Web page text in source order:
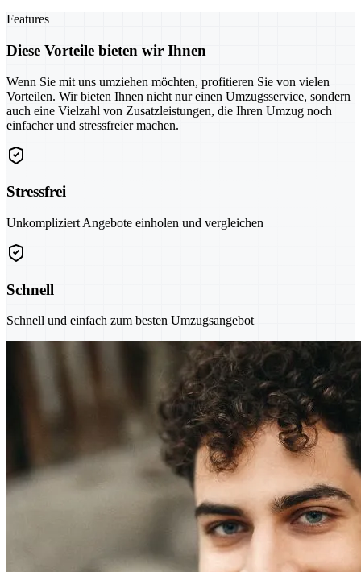
Features
Diese Vorteile bieten wir Ihnen
Wenn Sie mit uns umziehen möchten, profitieren Sie von vielen
Vorteilen. Wir bieten Ihnen nicht nur einen Umzugsservice, sondern
auch eine Vielzahl von Zusatzleistungen, die Ihren Umzug noch
einfacher und stressfreier machen.
Stressfrei
Unkompliziert Angebote einholen und vergleichen
Schnell
Schnell und einfach zum besten Umzugsangebot